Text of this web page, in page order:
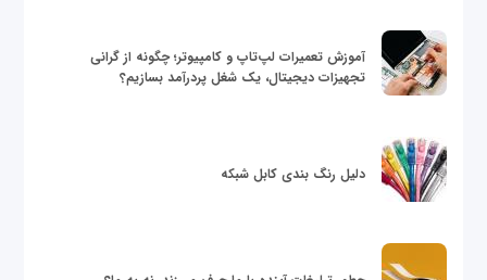
آموزش تعمیرات لپ‌تاپ و کامپیوتر؛ چگونه از گرانی
تجهیزات دیجیتال، یک شغل پردرآمد بسازیم؟
دلیل رنگ بندی کابل شبکه